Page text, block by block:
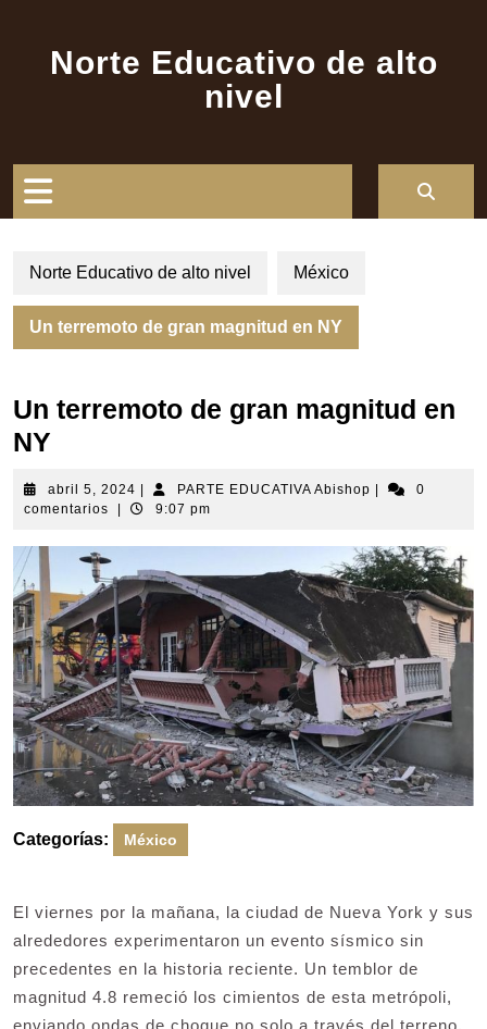
contenidoNorte Educativo de alto
nivel
apertura
Norte Educativo de alto nivel México
Un terremoto de gran magnitud en NY
Un terremoto de gran magnitud en
NY
abril 5, 2024 abril
5,
PARTE EDUCATIVA Abishop PARTE0
comentarios
9:07 pm
Categorías: México
El viernes por la mañana, la ciudad de Nueva York y sus
alrededores experimentaron un evento sísmico sin
precedentes en la historia reciente. Un temblor de
magnitud 4.8 remeció los cimientos de esta metrópoli,
enviando ondas de choque no solo a través del terreno,